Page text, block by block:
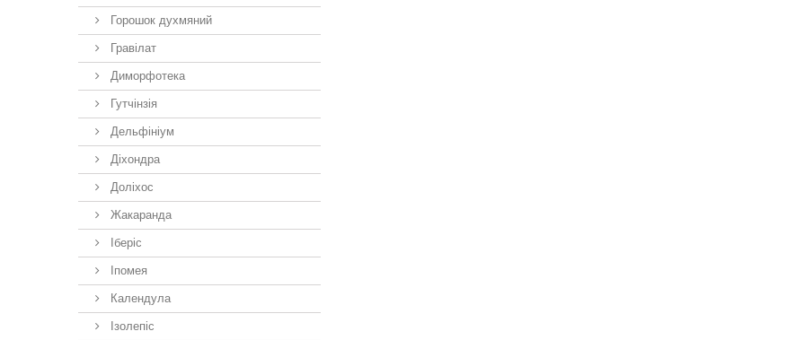
Горошок духмяний
Гравілат
Диморфотека
Гутчінзія
Дельфініум
Діхондра
Доліхос
Жакаранда
Іберiс
Іпомея
Календула
Ізолепіс